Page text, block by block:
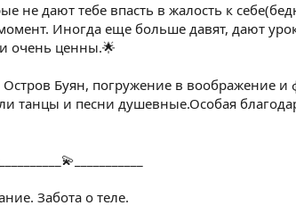
не дают тебе впасть в жалость к
Иногда еще больше давят, дают
очень ценны.🌟
Буян, погружение в воображение
танцы и песни душевные.Особая
Забота о теле.